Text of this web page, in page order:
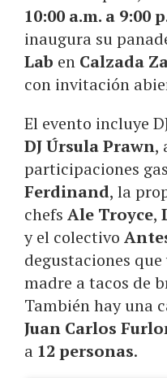
10:00 a.m. a 9:00
inaugura su
Lab en Calzada
con invitación
El evento incluye
DJ Úrsula Prawn,
participaciones
Ferdinand, la
chefs Ale Troyce,
y el colectivo
degustaciones
madre a tacos de
También hay una
Juan Carlos
a 12 personas.